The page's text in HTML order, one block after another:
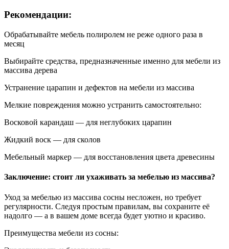
Рекомендации:
Обрабатывайте мебель полиролем не реже одного раза в
месяц
Выбирайте средства, предназначенные именно для мебели из
массива дерева
Устранение царапин и дефектов на мебели из массива
Мелкие повреждения можно устранить самостоятельно:
Восковой карандаш — для неглубоких царапин
Жидкий воск — для сколов
Мебельный маркер — для восстановления цвета древесины
Заключение: стоит ли ухаживать за мебелью из массива?
Уход за мебелью из массива сосны несложен, но требует
регулярности. Следуя простым правилам, вы сохраните её
надолго — а в вашем доме всегда будет уютно и красиво.
Преимущества мебели из сосны: